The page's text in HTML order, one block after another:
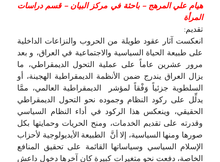
هيام علي المرهج – باحثة في مركز البيان – قسم دراسات
المرأة
تقديم:
انعكست آثار عقود طويلة من الحروب والنزاعات الداخلية
على طبيعة الحياة السياسية والاجتماعية في العراق، و بعد
مرور عشرين عاماً على عملية التحول الديمقراطي، ما
يزال العراق يندرج ضمن الأنظمة الديمقراطية الهجينة، أو
السلطوية جزئياً وَفْقاً لمؤشر الديمقراطية العالمي، ممَّا
يدلِّل على ركود النظام وجموده نحو التحول الديمقراطي
الحقيقي، وينعكس هذا الركود في أداء النظام السياسي
وقدرته على تقديم الخدمات، ومنح الحريات وحمايتها بكل
صورها ومنها السياسية، إلا أنَّ الطبيعة الأيديولوجية لأحزاب
الإسلام السياسي وسياساتها القائمة على تحقيق المنافع
الخاصة، دفعت نحو متغيرات كبيرة كان آخرها دخول داعش